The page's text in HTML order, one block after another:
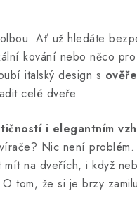
Ať už hledáte
kování nebo něco
italský design s
celé dveře.
i elegantním
Nic není
na dveřích, i když
tom, že si je brzy